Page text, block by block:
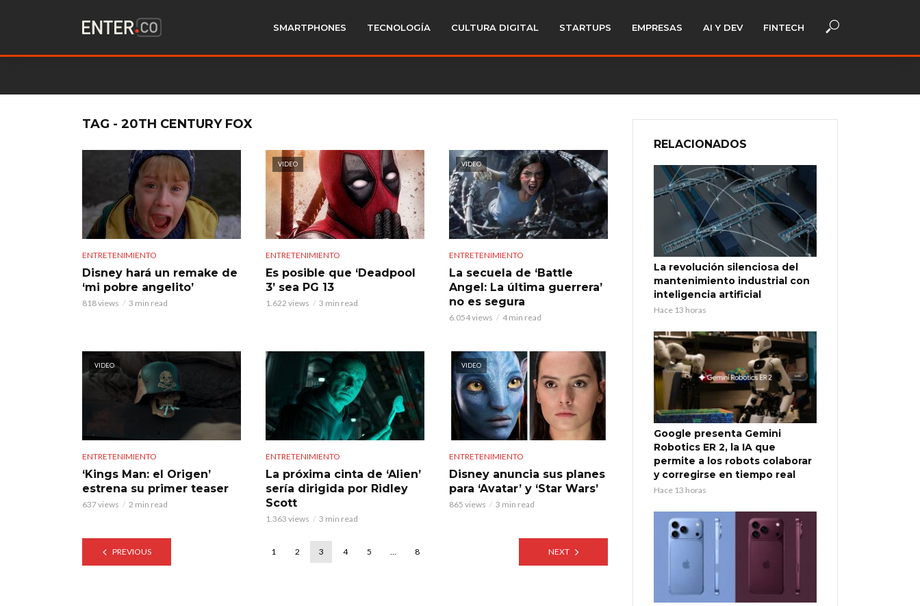
SMARTPHONES TECNOLOGÍA CULTURA DIGITAL STARTUPS EMPRESAS AI Y DEV FINTECH
TAG - 20TH CENTURY FOX
ENTRETENIMIENTO
Disney hará un remake de
‘mi pobre angelito’
818 views 3 min read
VIDEO
ENTRETENIMIENTO
Es posible que ‘Deadpool
3’ sea PG 13
1.622 views 3 min read
VIDEO
ENTRETENIMIENTO
La secuela de ‘Battle
Angel: La última guerrera’
no es segura
6.054 views 4 min read
VIDEO
ENTRETENIMIENTO
‘Kings Man: el Origen’
estrena su primer teaser
637 views 2 min read
ENTRETENIMIENTO
La próxima cinta de ‘Alien’
sería dirigida por Ridley
Scott
1.363 views 3 min read
VIDEO
ENTRETENIMIENTO
Disney anuncia sus planes
para ‘Avatar’ y ‘Star Wars’
865 views 3 min read
PREVIOUS 1 2 3 4 5 … 8 NEXT
RELACIONADOS
La revolución silenciosa del
mantenimiento industrial con
inteligencia artificial
Hace 13 horas
Google presenta Gemini
Robotics ER 2, la IA que
permite a los robots colaborar
y corregirse en tiempo real
Hace 13 horas